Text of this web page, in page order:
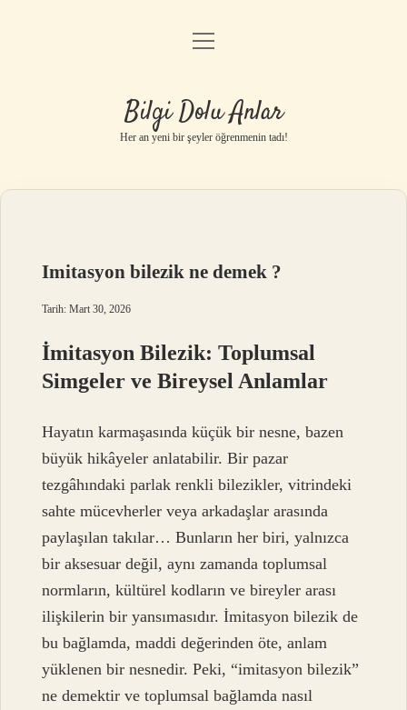
Anasayfa
Yasal Uyarı
menüyü
Bilgi Dolu Anlar
Her an yeni bir şeyler öğrenmenin tadı!
Imitasyon bilezik ne demek ?
Tarih: Mart 30, 2026
İmitasyon Bilezik: Toplumsal
Simgeler ve Bireysel Anlamlar
Hayatın karmaşasında küçük bir nesne, bazen
büyük hikâyeler anlatabilir. Bir pazar
tezgâhındaki parlak renkli bilezikler, vitrindeki
sahte mücevherler veya arkadaşlar arasında
paylaşılan takılar… Bunların her biri, yalnızca
bir aksesuar değil, aynı zamanda toplumsal
normların, kültürel kodların ve bireyler arası
ilişkilerin bir yansımasıdır. İmitasyon bilezik de
bu bağlamda, maddi değerinden öte, anlam
yüklenen bir nesnedir. Peki, “imitasyon bilezik”
ne demektir ve toplumsal bağlamda nasıl